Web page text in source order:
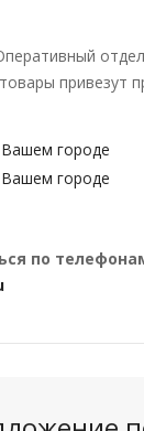
привезут
телефонам